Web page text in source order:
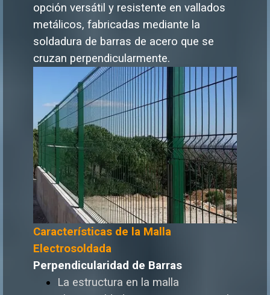
opción versátil y resistente en vallados
metálicos, fabricadas mediante la
soldadura de barras de acero que se
cruzan perpendicularmente.
Características de la Malla
Electrosoldada
Perpendicularidad de Barras
La estructura en la malla